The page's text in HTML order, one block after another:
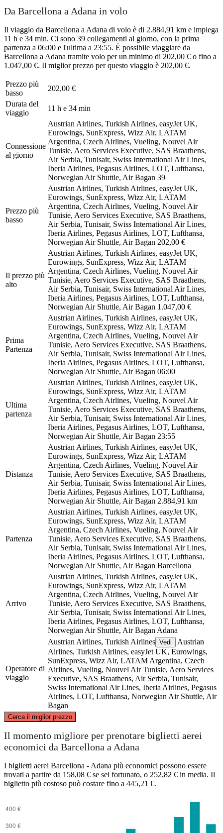
Da Barcellona a Adana in volo
Il viaggio da Barcellona a Adana di volo è di 2.884,91 km e impiega
11 h e 34 min. Ci sono 39 collegamenti al giorno, con la prima
partenza a 06:00 e l'ultima a 23:55. È possibile viaggiare da
Barcellona a Adana tramite volo per un minimo di 202,00 € o fino a
1.047,00 €. Il miglior prezzo per questo viaggio è 202,00 €.
Prezzo più
basso
202,00 €
Durata del
viaggio
11 h e 34 min
Connessione
al giorno
Austrian Airlines, Turkish Airlines, easyJet UK,
Eurowings, SunExpress, Wizz Air, LATAM
Argentina, Czech Airlines, Vueling, Nouvel Air
Tunisie, Aero Services Executive, SAS Braathens,
Air Serbia, Tunisair, Swiss International Air Lines,
Iberia Airlines, Pegasus Airlines, LOT, Lufthansa,
Norwegian Air Shuttle, Air Bagan 39
Prezzo più
basso
Austrian Airlines, Turkish Airlines, easyJet UK,
Eurowings, SunExpress, Wizz Air, LATAM
Argentina, Czech Airlines, Vueling, Nouvel Air
Tunisie, Aero Services Executive, SAS Braathens,
Air Serbia, Tunisair, Swiss International Air Lines,
Iberia Airlines, Pegasus Airlines, LOT, Lufthansa,
Norwegian Air Shuttle, Air Bagan 202,00 €
Il prezzo più
alto
Austrian Airlines, Turkish Airlines, easyJet UK,
Eurowings, SunExpress, Wizz Air, LATAM
Argentina, Czech Airlines, Vueling, Nouvel Air
Tunisie, Aero Services Executive, SAS Braathens,
Air Serbia, Tunisair, Swiss International Air Lines,
Iberia Airlines, Pegasus Airlines, LOT, Lufthansa,
Norwegian Air Shuttle, Air Bagan 1.047,00 €
Prima
Partenza
Austrian Airlines, Turkish Airlines, easyJet UK,
Eurowings, SunExpress, Wizz Air, LATAM
Argentina, Czech Airlines, Vueling, Nouvel Air
Tunisie, Aero Services Executive, SAS Braathens,
Air Serbia, Tunisair, Swiss International Air Lines,
Iberia Airlines, Pegasus Airlines, LOT, Lufthansa,
Norwegian Air Shuttle, Air Bagan 06:00
Ultima
partenza
Austrian Airlines, Turkish Airlines, easyJet UK,
Eurowings, SunExpress, Wizz Air, LATAM
Argentina, Czech Airlines, Vueling, Nouvel Air
Tunisie, Aero Services Executive, SAS Braathens,
Air Serbia, Tunisair, Swiss International Air Lines,
Iberia Airlines, Pegasus Airlines, LOT, Lufthansa,
Norwegian Air Shuttle, Air Bagan 23:55
Distanza
Austrian Airlines, Turkish Airlines, easyJet UK,
Eurowings, SunExpress, Wizz Air, LATAM
Argentina, Czech Airlines, Vueling, Nouvel Air
Tunisie, Aero Services Executive, SAS Braathens,
Air Serbia, Tunisair, Swiss International Air Lines,
Iberia Airlines, Pegasus Airlines, LOT, Lufthansa,
Norwegian Air Shuttle, Air Bagan 2.884,91 km
Partenza
Austrian Airlines, Turkish Airlines, easyJet UK,
Eurowings, SunExpress, Wizz Air, LATAM
Argentina, Czech Airlines, Vueling, Nouvel Air
Tunisie, Aero Services Executive, SAS Braathens,
Air Serbia, Tunisair, Swiss International Air Lines,
Iberia Airlines, Pegasus Airlines, LOT, Lufthansa,
Norwegian Air Shuttle, Air Bagan Barcellona
Arrivo
Austrian Airlines, Turkish Airlines, easyJet UK,
Eurowings, SunExpress, Wizz Air, LATAM
Argentina, Czech Airlines, Vueling, Nouvel Air
Tunisie, Aero Services Executive, SAS Braathens,
Air Serbia, Tunisair, Swiss International Air Lines,
Iberia Airlines, Pegasus Airlines, LOT, Lufthansa,
Norwegian Air Shuttle, Air Bagan Adana
Operatore di
viaggio
Austrian Airlines, Turkish Airlines Vedi
Austrian
Airlines, Turkish Airlines, easyJet UK, Eurowings,
SunExpress, Wizz Air, LATAM Argentina, Czech
Airlines, Vueling, Nouvel Air Tunisie, Aero Services
Executive, SAS Braathens, Air Serbia, Tunisair,
Swiss International Air Lines, Iberia Airlines, Pegasus
Airlines, LOT, Lufthansa, Norwegian Air Shuttle, Air
Bagan
Cerca il miglior prezzo
Barcelona
Il momento migliore per prenotare biglietti aerei
economici da Barcellona a Adana
I biglietti aerei Barcellona - Adana più economici possono essere
trovati a partire da 158,08 € se sei fortunato, o 252,82 € in media. Il
biglietto più costoso può costare fino a 445,21 €.